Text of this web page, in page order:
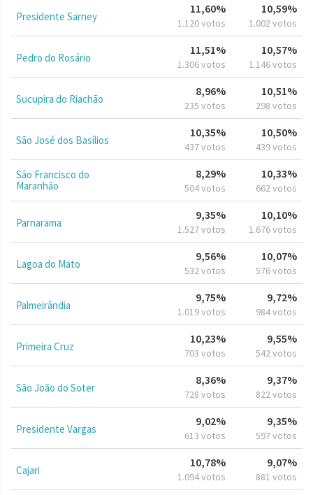
Presidente Sarney
11,60%
1.120 votos
10,59%
1.002 votos
Pedro do Rosário
11,51%
1.306 votos
10,57%
1.146 votos
Sucupira do Riachão
8,96%
235 votos
10,51%
298 votos
São José dos Basílios
10,35%
437 votos
10,50%
439 votos
São Francisco do
Maranhão
8,29%
504 votos
10,33%
662 votos
Parnarama
9,35%
1.527 votos
10,10%
1.676 votos
Lagoa do Mato
9,56%
532 votos
10,07%
576 votos
Palmeirândia
9,75%
1.019 votos
9,72%
984 votos
Primeira Cruz
10,23%
703 votos
9,55%
542 votos
São João do Soter
8,36%
728 votos
9,37%
822 votos
Presidente Vargas
9,02%
613 votos
9,35%
597 votos
Cajari
10,78%
1.094 votos
9,07%
881 votos